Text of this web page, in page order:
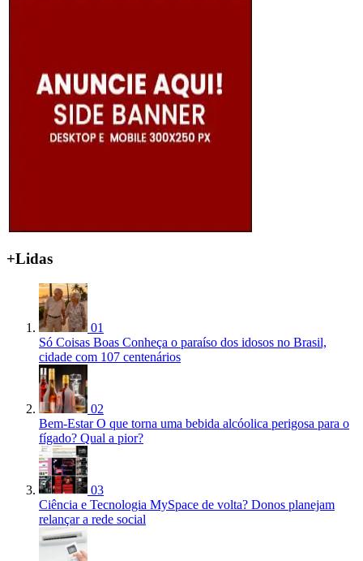
+Lidas
01
Só Coisas Boas Conheça o paraíso dos idosos no Brasil,
cidade com 107 centenários
02
Bem-Estar O que torna uma bebida alcóolica perigosa para o
fígado? Qual a pior?
03
Ciência e Tecnologia MySpace de volta? Donos planejam
relançar a rede social